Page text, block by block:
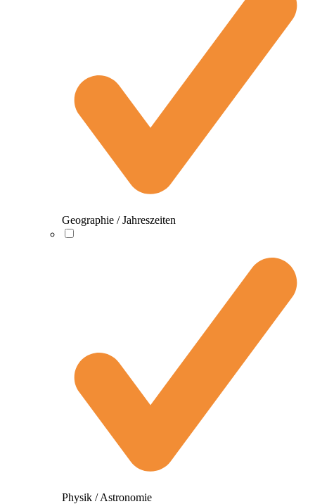
Geographie / Jahreszeiten
Physik / Astronomie